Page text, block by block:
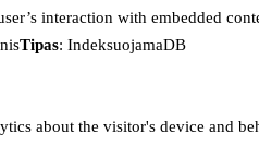
interaction with embedded
Tipas: IndeksuojamaDB
about the visitor's device and